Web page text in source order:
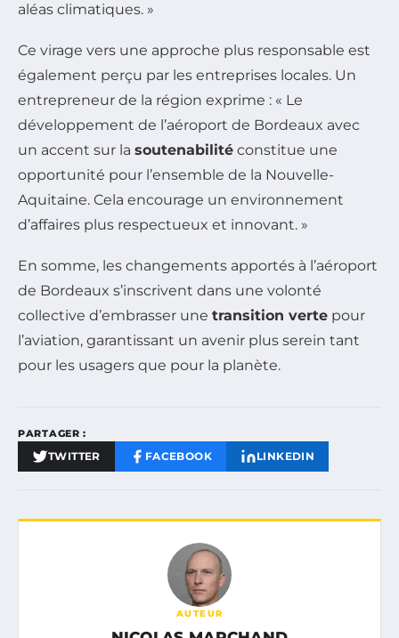
aléas climatiques. »
Ce virage vers une approche plus responsable est
également perçu par les entreprises locales. Un
entrepreneur de la région exprime : « Le
développement de l’aéroport de Bordeaux avec
un accent sur la soutenabilité constitue une
opportunité pour l’ensemble de la Nouvelle-
Aquitaine. Cela encourage un environnement
d’affaires plus respectueux et innovant. »
En somme, les changements apportés à l’aéroport
de Bordeaux s’inscrivent dans une volonté
collective d’embrasser une transition verte pour
l’aviation, garantissant un avenir plus serein tant
pour les usagers que pour la planète.
PARTAGER :
TWITTER FACEBOOK LINKEDIN
AUTEUR